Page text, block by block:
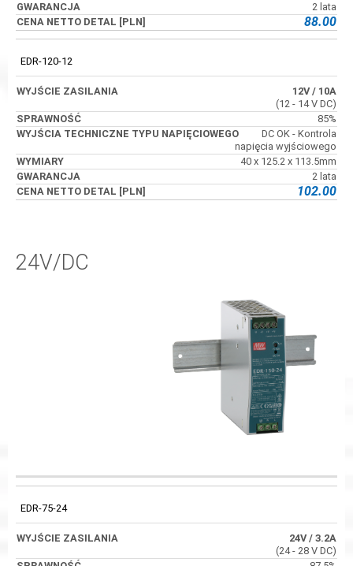
2 lata
88.00
EDR-120-12
12V/ 10A
(12 - 14 V DC)
85%
DC OK - Kontrola
napięcia wyjściowego
40 x 125.2 x 113.5mm
2 lata
102.00
24V/DC
WYJŚCIE
WYJŚCIA
TECHNICZNE
EDR-75-24
24V/ 3.2A
(24 - 28 V DC)